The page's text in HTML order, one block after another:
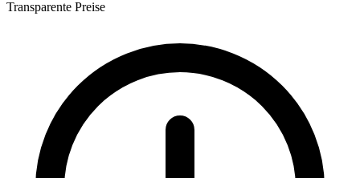
Transparente Preise